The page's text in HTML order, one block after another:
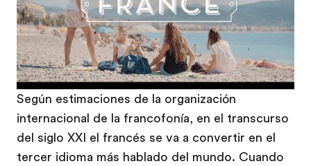
Según estimaciones de la organización
internacional de la francofonía, en el transcurso
del siglo XXI el francés se va a convertir en el
tercer idioma más hablado del mundo. Cuando